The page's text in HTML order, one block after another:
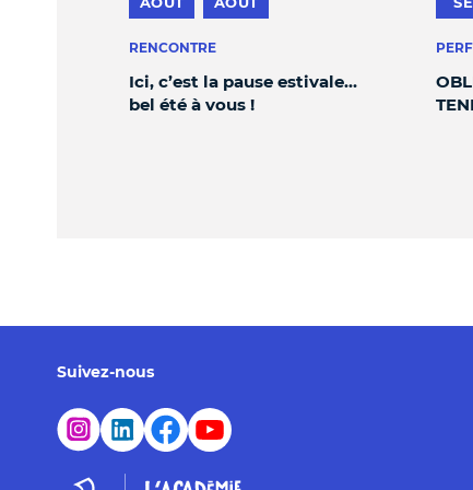
RENCONTRE
Ici, c’est la pause estivale…
bel été à vous !
Suivez-nous
Page Instagram de l'Académie du Climat -
Page LinkedIn de l'Académie du Climat -
Page Facebook de l'Académie du
Chaîne YouTube de l'Académie du